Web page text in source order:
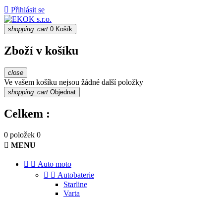
 Přihlásit se
shopping_cart 0 Košík
Zboží v košíku
close
Ve vašem košíku nejsou žádné další položky
shopping_cart Objednat
Celkem :
0 položek 0
 MENU
  Auto moto
  Autobaterie
Starline
Varta